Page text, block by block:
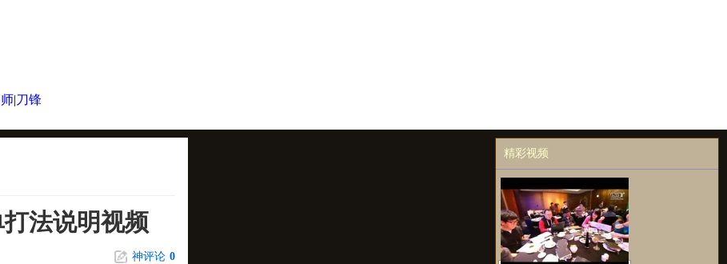
|刀锋
法说明视频
神评论 0
精彩视频